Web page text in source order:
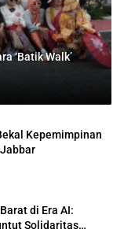
‘Batik Walk’
Kepemimpinan
di Era AI:
Solidaritas